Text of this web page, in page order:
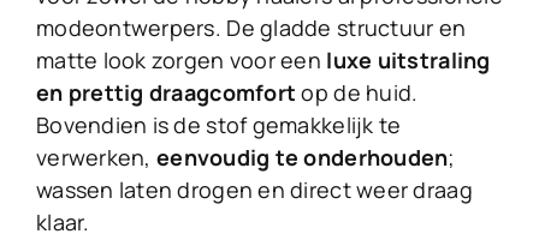
modeontwerpers. De gladde structuur en
matte look zorgen voor een luxe uitstraling
en prettig draagcomfort op de huid.
Bovendien is de stof gemakkelijk te
verwerken, eenvoudig te onderhouden;
wassen laten drogen en direct weer draag
klaar.